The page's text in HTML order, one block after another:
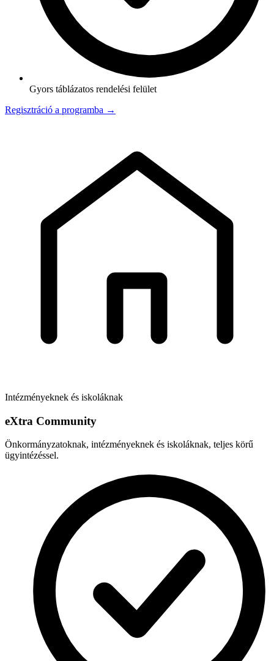
Gyors táblázatos rendelési felület
Regisztráció a programba →
Intézményeknek és iskoláknak
eXtra Community
Önkormányzatoknak, intézményeknek és iskoláknak, teljes körű
ügyintézéssel.